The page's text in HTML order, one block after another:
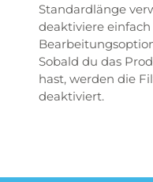
Standardlänge
deaktiviere
Sobald du das
hast, werden die
deaktiviert.